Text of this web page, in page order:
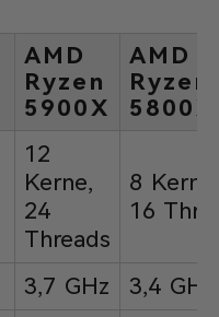
AMD
Ryzen
5900X
AMD
Ryzen
12
Kerne,
24
Threads
8 Kerne,
16
3,7 GHz 3,4 GHz